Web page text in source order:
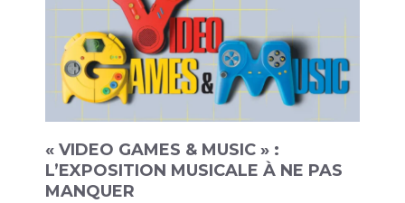
« VIDEO GAMES & MUSIC » :
L’EXPOSITION MUSICALE À NE PAS
MANQUER